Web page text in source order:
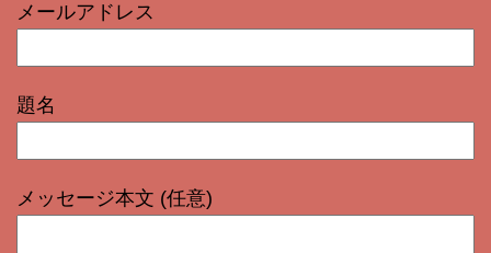
メールアドレス
題名
メッセージ本文 (任意)